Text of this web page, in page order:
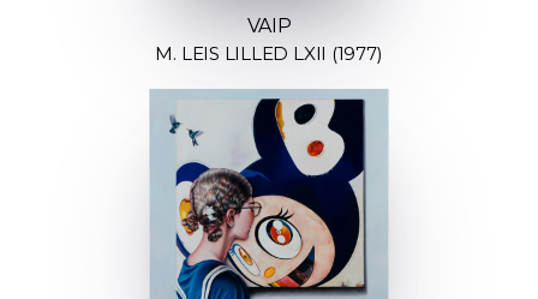
VAIP
M. LEIS LILLED LXII (1977)